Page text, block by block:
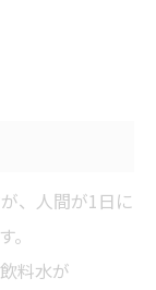
、人間が1日に
料水が